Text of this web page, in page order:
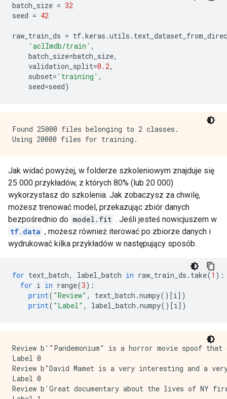
batch_size = 32
seed = 42
raw_train_ds = tf.keras .utils .
'aclImdb/train' ,
batch_size=batch_size,
validation_split=0.2,
subset= 'training' ,
seed=seed)
Found 25000 files belonging to 2 classes.
Jak widać powyżej, w folderze szkoleniowym znajduje się
25 000 przykładów, z których 80% (lub 20 000)
wykorzystasz do szkolenia. Jak zobaczysz za chwilę,
możesz trenować model, przekazując zbiór danych
bezpośrednio do model.fit . Jeśli jesteś nowicjuszem w
tf.data , możesz również iterować po zbiorze danych i
wydrukować kilka przykładów w następujący sposób.
for text_batch, label_batch in raw_train_ds . take(1 ):
for i in range(3):
print( "Review" , text_batch .numpy()[i])
print( "Label" , label_batch .numpy()[i])
Review b'"Pandemonium" is a horror movie spoof
Label 0
Review b"David Mamet is a very interesting and a
Label 0
Review b'Great documentary about the lives of